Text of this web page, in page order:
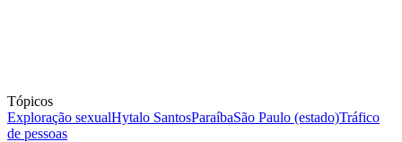
Tópicos
Exploração sexualHytalo SantosParaíbaSão Paulo (estado)Tráfico
de pessoas